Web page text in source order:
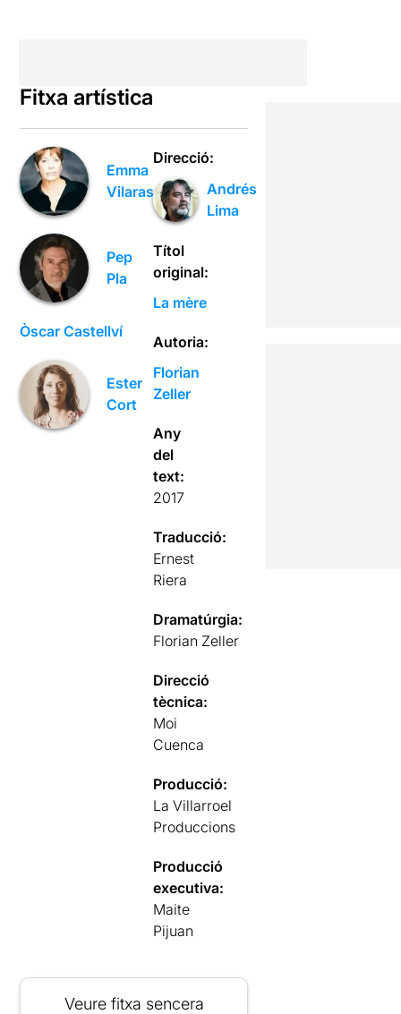
Fitxa artística
Emma
Vilarasau
Pep
Pla
Òscar Castellví
Ester
Cort
Direcció:
Andrés
Lima
Títol
original:
La mère
Autoria:
Florian
Zeller
Any
del
text:
2017
Traducció:
Ernest
Riera
Dramatúrgia:
Florian Zeller
Direcció
tècnica:
Moi
Cuenca
Producció:
La Villarroel
Produccions
Producció
executiva:
Maite
Pijuan
Veure fitxa sencera